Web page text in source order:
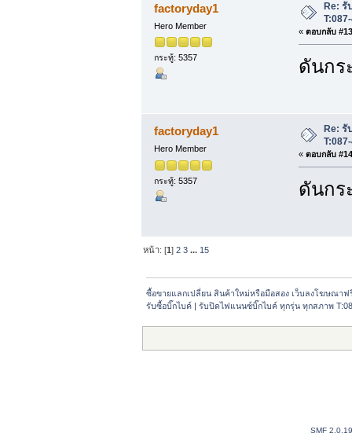
factoryday1
Hero Member
กระทู้: 5357
Re:
« ตอบกลับ
ดันก
factoryday1
Hero Member
กระทู้: 5357
Re:
« ตอบกลับ
ดันก
หน้า: [1]2 3 ...15
ซื้อขายแลกเปลี่ยน สินค้าใหม่หรือมือสอง เว็บลงโฆษณา
รับซื้อบิ๊กไบค์ | รับปิดไฟแนนซ์บิ๊กไบค์ ทุกรุ่น ทุกสภาพ
SMF 2.0.19